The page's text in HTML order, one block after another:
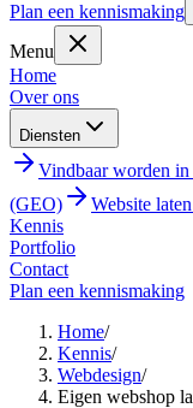
Plan een kennismaking
Menu
Home
Over ons
Diensten
Vindbaar worden
(GEO)
Website
Kennis
Portfolio
Contact
Plan een kennismaking
Home/
Kennis/
Webdesign/
Eigen webshop